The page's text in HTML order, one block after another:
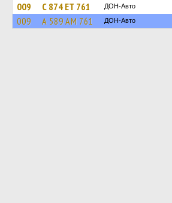
009 С 874 ЕТ 761 ДОН-Авто
009 А 589 АМ 761 ДОН-Авто